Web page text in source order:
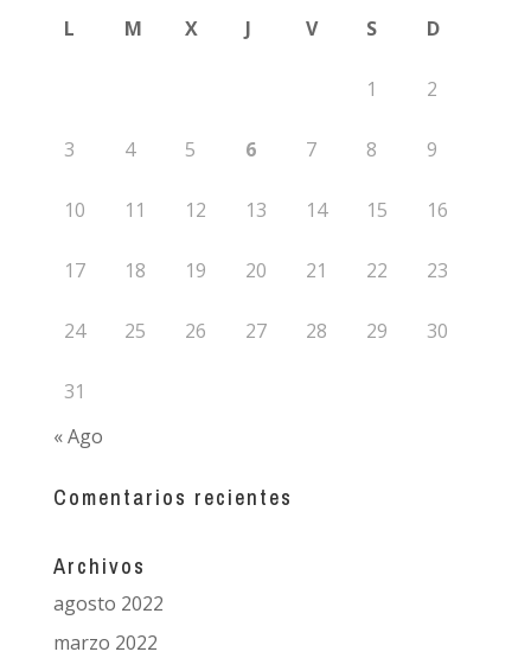
L M X J V S D
1 2
3 4 5 6 7 8 9
10 11 12 13 14 15 16
17 18 19 20 21 22 23
24 25 26 27 28 29 30
31
« Ago
Comentarios recientes
Archivos
agosto 2022
marzo 2022